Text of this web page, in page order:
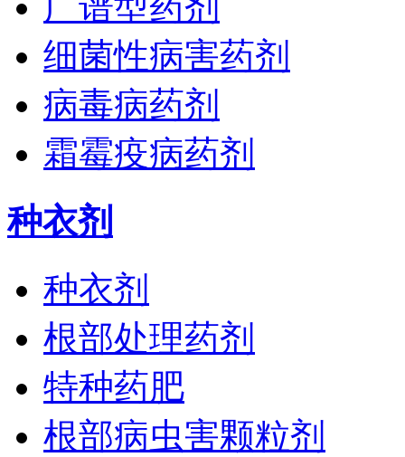
细菌性病害药剂
病毒病药剂
霜霉疫病药剂
种衣剂
种衣剂
根部处理药剂
特种药肥
根部病虫害颗粒剂